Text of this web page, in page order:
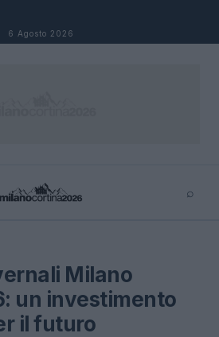
6 Agosto 2026
⌕
Milano
un investimento
il futuro